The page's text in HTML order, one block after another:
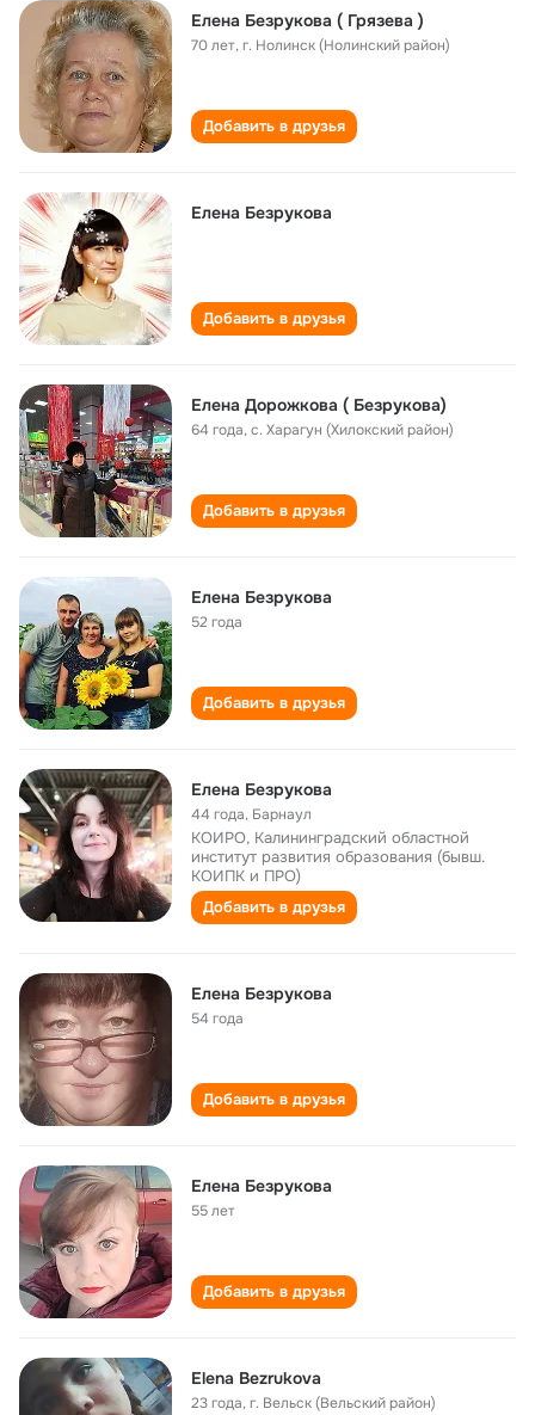
Елена Безрукова ( Грязева )
70 лет,г. Нолинск (Нолинский район)
Добавить в друзья
Елена Безрукова
Добавить в друзья
Елена Дорожкова ( Безрукова)
64 года,с. Харагун (Хилокский район)
Добавить в друзья
Елена Безрукова
52 года
Добавить в друзья
Елена Безрукова
44 года, Барнаул
КОИРО, Калининградский областной
институт развития образования (бывш.
КОИПК и ПРО)
Добавить в друзья
Елена Безрукова
54 года
Добавить в друзья
Елена Безрукова
55 лет
Добавить в друзья
Elena Bezrukova
23 года,г. Вельск (Вельский район)